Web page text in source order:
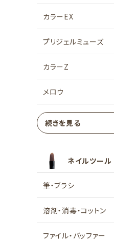
カラーEX
プリジェルミューズ
カラーZ
メロウ
続きを見る
ネイルツール
筆・ブラシ
溶剤・消毒・コットン
ファイル・バッファー